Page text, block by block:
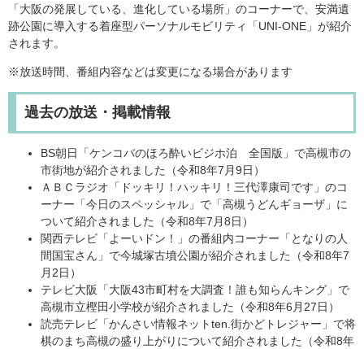
「大阪の発展している、進化している場所」のコーナーで、安満遺
跡公園に導入する着座型パーソナルモビリティ「UNI-ONE」が紹介
されます。
※放送時間、番組内容などは変更になる場合があります
過去の放送・掲載情報​
BS朝日「ケンコバのほろ酔いビジホ泊 全国版」で高槻市の
市街地が紹介されました（令和8年7月9日）
ＡＢＣラジオ「ドッキリ！ハッキリ！三代澤康司です」のコ
ーナー「今日のスペッシャル」で「高槻うどんギョーザ」に
ついて紹介されました（令和8年7月8日）
関西テレビ「よーいドン！」の番組内コーナー「となりの人
間国宝さん」で今城塚古墳公園が紹介されました（令和8年7
月2日）
テレビ大阪「大阪43市町村を大調査！誰も知らんキング」で
高槻市立樫田小学校が紹介されました（令和8年6月27日）
読売テレビ「かんさい情報ネットten.街かどトレジャー」で将
棋のまち高槻の盛り上がりについて紹介されました（令和8年